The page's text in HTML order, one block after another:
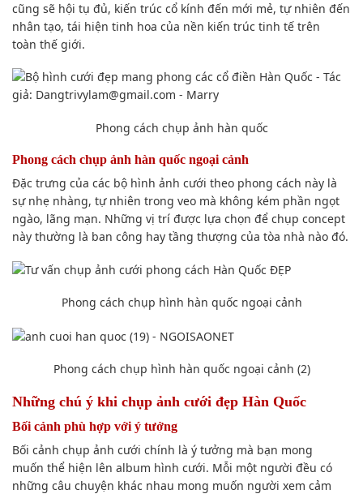
cũng sẽ hội tụ đủ, kiến trúc cổ kính đến mới mẻ, tự nhiên đến
nhân tạo, tái hiện tinh hoa của nền kiến trúc tinh tế trên
toàn thế giới.
Phong cách chụp ảnh hàn quốc
Phong cách chụp ảnh hàn quốc ngoại cảnh
Đặc trưng của các bộ hình ảnh cưới theo phong cách này là
sự nhẹ nhàng, tự nhiên trong veo mà không kém phần ngọt
ngào, lãng mạn. Những vị trí được lựa chọn để chụp concept
này thường là ban công hay tầng thượng của tòa nhà nào đó.
Phong cách chụp hình hàn quốc ngoại cảnh
Phong cách chụp hình hàn quốc ngoại cảnh (2)
Những chú ý khi chụp ảnh cưới đẹp Hàn Quốc
Bối cảnh phù hợp với ý tưởng
Bối cảnh chụp ảnh cưới chính là ý tưởng mà bạn mong
muốn thể hiện lên album hình cưới. Mỗi một người đều có
những câu chuyện khác nhau mong muốn người xem cảm